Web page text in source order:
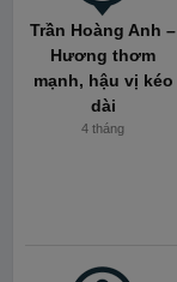
Trần Hoàng Anh –
Hương thơm
mạnh, hậu vị kéo
dài
4 tháng